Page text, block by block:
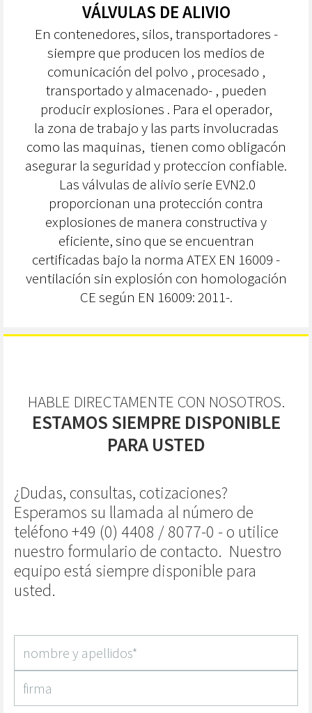
VÁLVULAS DE ALIVIO
En contenedores, silos, transportadores -
siempre que producen los medios de
comunicación del polvo , procesado ,
transportado y almacenado- , pueden
producir explosiones . Para el operador,
la zona de trabajo y las parts involucradas
como las maquinas, tienen como obligacón
asegurar la seguridad y proteccion confiable.
Las válvulas de alivio serie EVN2.0
proporcionan una protección contra
explosiones de manera constructiva y
eficiente, sino que se encuentran
certificadas bajo la norma ATEX EN 16009 -
ventilación sin explosión con homologación
CE según EN 16009: 2011-.
HABLE DIRECTAMENTE CON NOSOTROS.
ESTAMOS SIEMPRE DISPONIBLE
PARA USTED
¿Dudas, consultas, cotizaciones?
Esperamos su llamada al número de
teléfono +49 (0) 4408 / 8077-0 - o utilice
nuestro formulario de contacto. Nuestro
equipo está siempre disponible para
usted.